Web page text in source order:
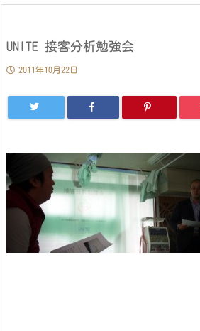
UNITE 接客分析勉強会
2011年10月22日